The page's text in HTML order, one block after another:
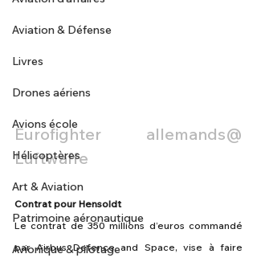
Aviation & Défense
Livres
Drones aériens
Avions école
Hélicoptères
Art & Aviation
Patrimoine aéronautique
Avionique & pilotage
Eurofighter allemands@
Luftwaffe
Contrat pour Hensoldt
Le contrat de 350 millions d’euros commandé
par Airbus Defence and Space, vise à faire